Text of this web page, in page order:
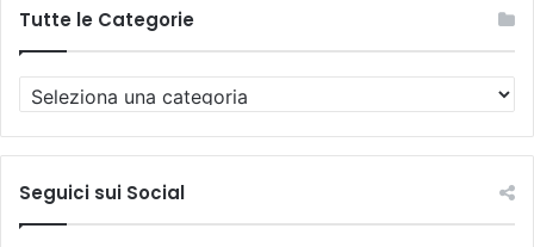
Tutte le Categorie
u
t
e
Seguici sui Social